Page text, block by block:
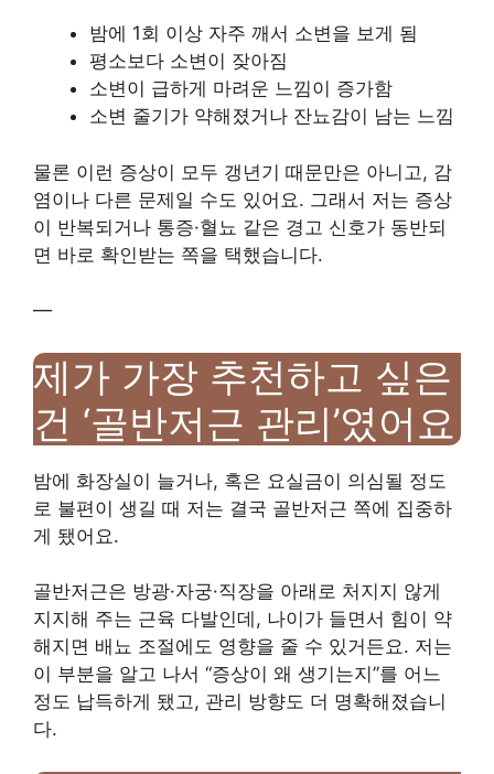
밤에 1회 이상 자주 깨서 소변을 보게 됨
평소보다 소변이 잦아짐
소변이 급하게 마려운 느낌이 증가함
소변 줄기가 약해졌거나 잔뇨감이 남는 느낌
물론 이런 증상이 모두 갱년기 때문만은 아니고, 감
염이나 다른 문제일 수도 있어요. 그래서 저는 증상
이 반복되거나 통증·혈뇨 같은 경고 신호가 동반되
면 바로 확인받는 쪽을 택했습니다.
—
제가 가장 추천하고 싶은
건 ‘골반저근 관리’였어요
밤에 화장실이 늘거나, 혹은 요실금이 의심될 정도
로 불편이 생길 때 저는 결국 골반저근 쪽에 집중하
게 됐어요.
골반저근은 방광·자궁·직장을 아래로 처지지 않게
지지해 주는 근육 다발인데, 나이가 들면서 힘이 약
해지면 배뇨 조절에도 영향을 줄 수 있거든요. 저는
이 부분을 알고 나서 “증상이 왜 생기는지”를 어느
정도 납득하게 됐고, 관리 방향도 더 명확해졌습니
다.